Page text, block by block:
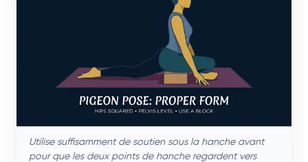
Utilise suffisamment de soutien sous la hanche avant
pour que les deux points de hanche regardent vers